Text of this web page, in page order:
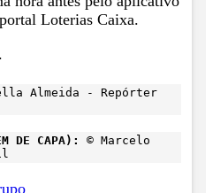
Loterias Caixa.
Almeida - Repórter
DE CAPA):
© Marcelo